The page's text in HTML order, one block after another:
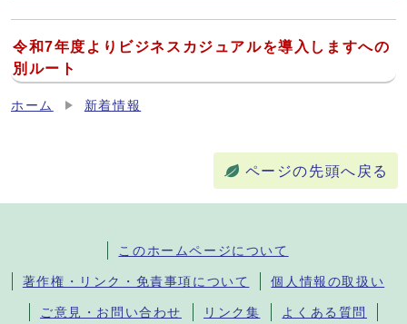
令和7年度よりビジネスカジュアルを導入しますへの
別ルート
ホーム 新着情報
ページの先頭へ戻る
このホームページについて
著作権・リンク・免責事項について 個人情報の取扱い
ご意見・お問い合わせ リンク集 よくある質問